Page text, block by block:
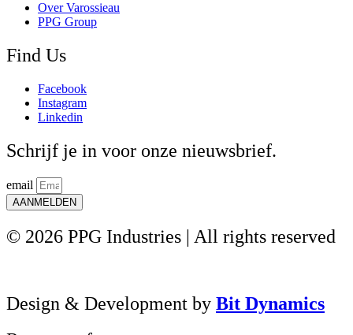
Over Varossieau
PPG Group
Find Us
Facebook
Instagram
Linkedin
Schrijf je in voor onze nieuwsbrief.
email
AANMELDEN
© 2026 PPG Industries | All rights reserved
Design & Development by Bit Dynamics